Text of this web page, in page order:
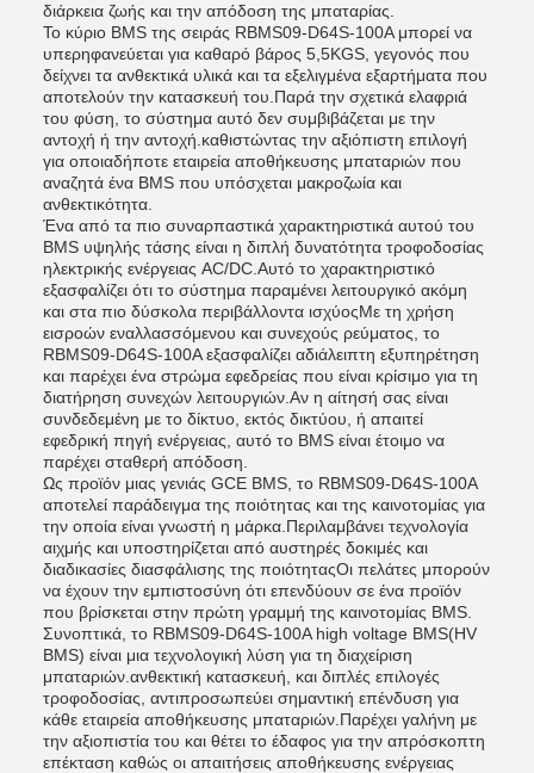
διάρκεια ζωής και την απόδοση της μπαταρίας.
Το κύριο BMS της σειράς RBMS09-D64S-100A μπορεί να
υπερηφανεύεται για καθαρό βάρος 5,5KGS, γεγονός που
δείχνει τα ανθεκτικά υλικά και τα εξελιγμένα εξαρτήματα που
αποτελούν την κατασκευή του.Παρά την σχετικά ελαφριά
του φύση, το σύστημα αυτό δεν συμβιβάζεται με την
αντοχή ή την αντοχή.καθιστώντας την αξιόπιστη επιλογή
για οποιαδήποτε εταιρεία αποθήκευσης μπαταριών που
αναζητά ένα BMS που υπόσχεται μακροζωία και
ανθεκτικότητα.
Ένα από τα πιο συναρπαστικά χαρακτηριστικά αυτού του
BMS υψηλής τάσης είναι η διπλή δυνατότητα τροφοδοσίας
ηλεκτρικής ενέργειας AC/DC.Αυτό το χαρακτηριστικό
εξασφαλίζει ότι το σύστημα παραμένει λειτουργικό ακόμη
και στα πιο δύσκολα περιβάλλοντα ισχύοςΜε τη χρήση
εισροών εναλλασσόμενου και συνεχούς ρεύματος, το
RBMS09-D64S-100A εξασφαλίζει αδιάλειπτη εξυπηρέτηση
και παρέχει ένα στρώμα εφεδρείας που είναι κρίσιμο για τη
διατήρηση συνεχών λειτουργιών.Αν η αίτησή σας είναι
συνδεδεμένη με το δίκτυο, εκτός δικτύου, ή απαιτεί
εφεδρική πηγή ενέργειας, αυτό το BMS είναι έτοιμο να
παρέχει σταθερή απόδοση.
Ως προϊόν μιας γενιάς GCE BMS, το RBMS09-D64S-100A
αποτελεί παράδειγμα της ποιότητας και της καινοτομίας για
την οποία είναι γνωστή η μάρκα.Περιλαμβάνει τεχνολογία
αιχμής και υποστηρίζεται από αυστηρές δοκιμές και
διαδικασίες διασφάλισης της ποιότηταςΟι πελάτες μπορούν
να έχουν την εμπιστοσύνη ότι επενδύουν σε ένα προϊόν
που βρίσκεται στην πρώτη γραμμή της καινοτομίας BMS.
Συνοπτικά, το RBMS09-D64S-100A high voltage BMS(HV
BMS) είναι μια τεχνολογική λύση για τη διαχείριση
μπαταριών.ανθεκτική κατασκευή, και διπλές επιλογές
τροφοδοσίας, αντιπροσωπεύει σημαντική επένδυση για
κάθε εταιρεία αποθήκευσης μπαταριών.Παρέχει γαλήνη με
την αξιοπιστία του και θέτει το έδαφος για την απρόσκοπτη
επέκταση καθώς οι απαιτήσεις αποθήκευσης ενέργειας